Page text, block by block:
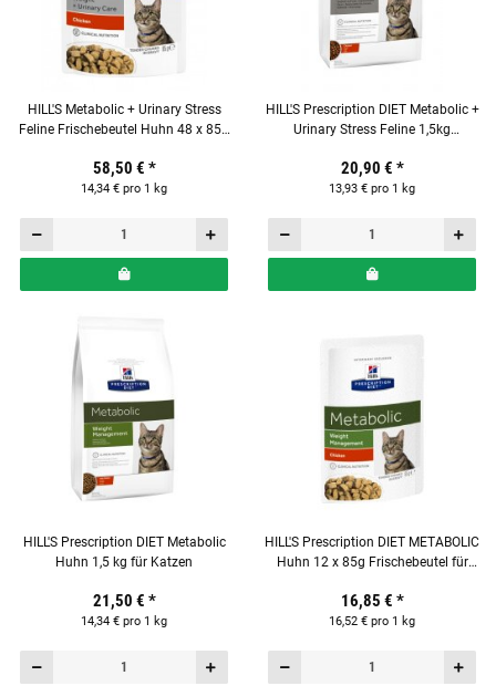
HILL'S Metabolic + Urinary Stress
Feline Frischebeutel Huhn 48 x 85g
58,50 € *
14,34 € pro 1 kg
HILL'S Prescription DIET Metabolic +
Urinary Stress Feline 1,5kg
20,90 € *
13,93 € pro 1 kg
HILL'S Prescription DIET Metabolic
Huhn 1,5 kg für Katzen
21,50 € *
14,34 € pro 1 kg
HILL'S Prescription DIET METABOLIC
Huhn 12 x 85g Frischebeutel für
16,85 € *
16,52 € pro 1 kg